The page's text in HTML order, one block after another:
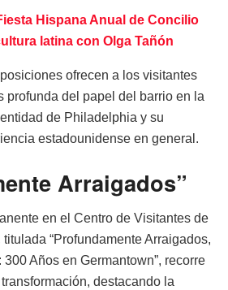
Hispana Anual de Concilio
latina con Olga Tañón
ofrecen a los visitantes
profunda del papel del barrio en la
de Philadelphia y su
estadounidense en general.
Arraigados”
en el Centro de Visitantes de
“Profundamente Arraigados,
Años en Germantown”, recorre
destacando la